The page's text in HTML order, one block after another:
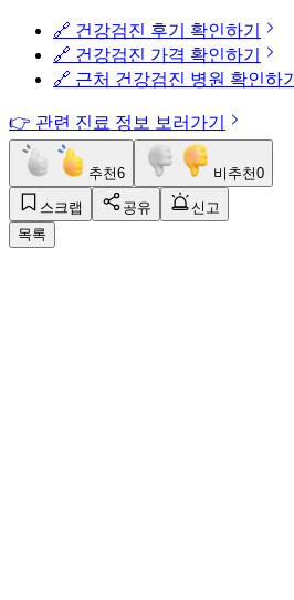
🔗 건강검진 후기 확인하기
🔗 건강검진 가격 확인하기
🔗 근처 건강검진 병원 확인하기
👉 관련 진료 정보 보러가기
추천6 비추천0
스크랩 공유
신고
목록